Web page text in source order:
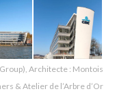
Architecte : Montois
& Atelier de l’Arbre d’Or